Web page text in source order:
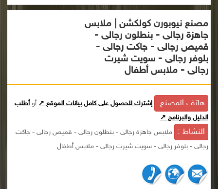
مصنع نيوبورن كولكشن | ملابس
جاهزة رجالى - بنطلون رجالى -
قميص رجالى - جاكت رجالى -
بلوفر رجالى - سويت شيرت
رجالى - ملابس أطفال
هاتف المصنع: إشترك للحصول على كامل بيانات الموقع ↗ أوأطلب
الدليل والبرنامج ↗
النشاط :
ملابس جاهزة رجالى - بنطلون رجالى - قميص رجالى - جاكت
رجالى - بلوفر رجالى - سويت شيرت رجالى - ملابس أطفال